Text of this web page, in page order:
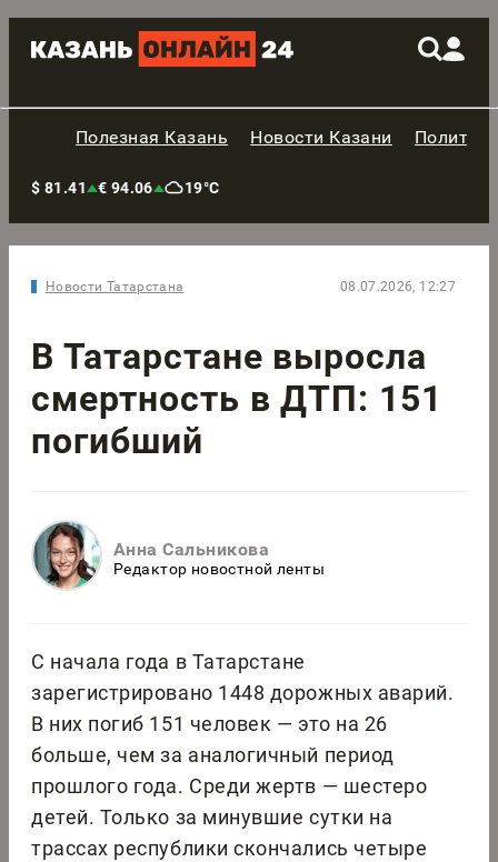
Полезная Казань Новости Казани
$ 81.41 € 94.06 19°C
Новости Татарстана 08.07.2026, 12:27
В Татарстане выросла
смертность в ДТП: 151
погибший
Анна Сальникова
Редактор новостной ленты
С начала года в Татарстане
зарегистрировано 1448 дорожных аварий.
В них погиб 151 человек — это на 26
больше, чем за аналогичный период
прошлого года. Среди жертв — шестеро
детей. Только за минувшие сутки на
трассах республики скончались четыре